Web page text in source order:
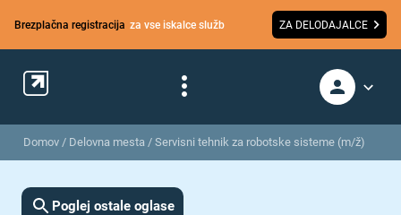
Brezplačna registracija za vse iskalce služb ZA DELODAJALCE
Domov / Delovna mesta / Servisni tehnik za robotske sisteme (m/ž)
Poglej ostale oglase